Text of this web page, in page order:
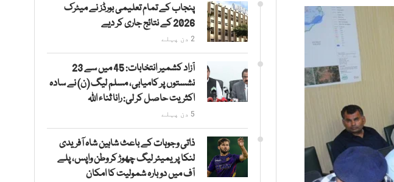
پنجاب کے تمام تعلیمی بورڈز نے میٹرک
2026 کے نتائج جاری کر دیے
2 دن پہلے
آزاد کشمیر انتخابات: 45 میں سے 23
نشستوں پر کامیابی، مسلم لیگ (ن) نے سادہ
اکثریت حاصل کر لی: رانا ثناء اللہ
5 دن پہلے
ذاتی وجوہات کے باعث شاہین شاہ آفریدی
لنکا پریمیئر لیگ چھوڑ کر وطن واپس، پلے
آف میں دوبارہ شمولیت کا امکان